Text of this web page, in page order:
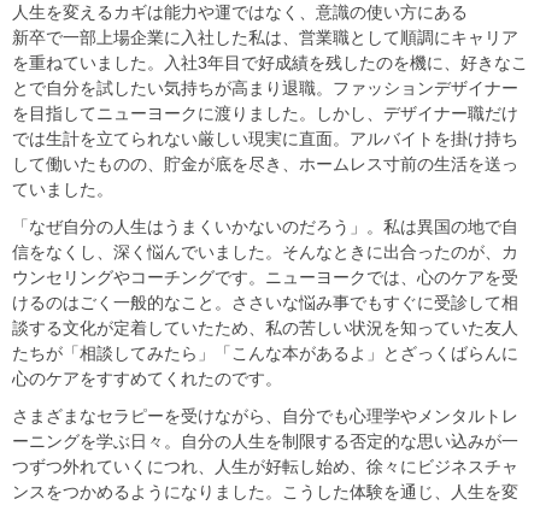
​​人生を変えるカギは能力や運ではなく、意識の使い方にある​
​​新卒で一部上場企業に入社した私は、営業職として順調にキャリア
を重ねていました。入社3年目で好成績を残したのを機に、好きなこ
とで自分を試したい気持ちが高まり退職。ファッションデザイナー
を目指してニューヨークに渡りました。しかし、デザイナー職だけ
では生計を立てられない厳しい現実に直面。アルバイトを掛け持ち
して働いたものの、貯金が底を尽き、ホームレス寸前の生活を送っ
ていました。​
​​「なぜ自分の人生はうまくいかないのだろう」。私は異国の地で自
信をなくし、深く悩んでいました。そんなときに出合ったのが、カ
ウンセリングやコーチングです。ニューヨークでは、心のケアを受
けるのはごく一般的なこと。ささいな悩み事でもすぐに受診して相
談する文化が定着していたため、私の苦しい状況を知っていた友人
たちが「相談してみたら」「こんな本があるよ」とざっくばらんに
心のケアをすすめてくれたのです。​
​​さまざまなセラピーを受けながら、自分でも心理学やメンタルトレ
ーニングを学ぶ日々。自分の人生を制限する否定的な思い込みが一
つずつ外れていくにつれ、人生が好転し始め、徐々にビジネスチャ
ンスをつかめるようになりました。こうした体験を通じ、人生を変